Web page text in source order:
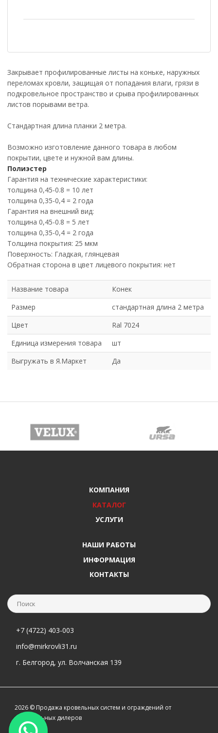
Закрывает профилированные листы на коньке, наружных
переломах кровли, защищая от попадания влаги, грязи в
подкровельное пространство и срыва профилированных
листов порывами ветра.
Стандартная длина планки 2 метра.
Возможно изготовление данного товара в любом
покрытии, цвете и нужной вам длины.
Полиэстер
Гарантия на технические характеристики:
толщина 0,45-0.8 = 10 лет
толщина 0,35-0,4 = 2 года
Гарантия на внешний вид:
толщина 0,45-0.8 = 5 лет
толщина 0,35-0,4 = 2 года
Толщина покрытия: 25 мкм
Поверхность: Гладкая, глянцевая
Обратная сторона в цвет лицевого покрытия: нет
Название товара
Конек
Размер
стандартная длина 2 метра
Цвет
Ral 7024
Единица измерения товара
шт
Выгружать в Я.Маркет
Да
КОМПАНИЯ
КАТАЛОГ
УСЛУГИ
НАШИ РАБОТЫ
ИНФОРМАЦИЯ
КОНТАКТЫ
+7 (4722) 403-003
info@mirkrovli31.ru
г. Белгород, ул. Волчанская 139
2026 © Продажа кровельных систем и ограждений от
официальных дилеров